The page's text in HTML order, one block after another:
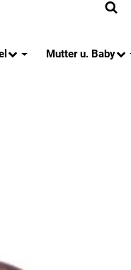
Mutter u. Baby